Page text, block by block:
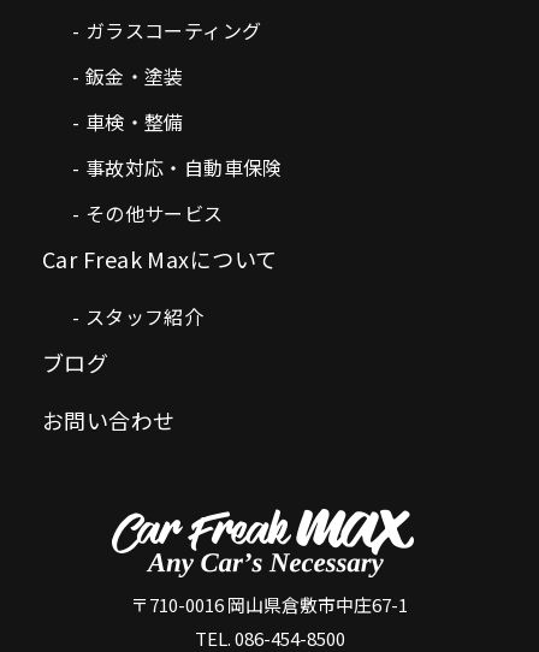
ガラスコーティング
鈑金・塗装
車検・整備
事故対応・自動車保険
その他サービス
Car Freak Maxについて
スタッフ紹介
ブログ
お問い合わせ
〒710-0016 岡山県倉敷市中庄67-1
TEL. 086-454-8500